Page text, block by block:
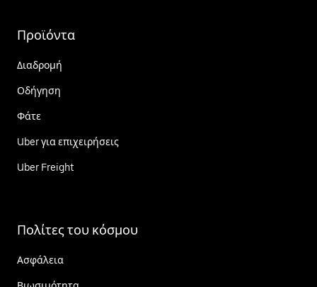
Προϊόντα
Διαδρομή
Οδήγηση
Φάτε
Uber για επιχειρήσεις
Uber Freight
Πολίτες του κόσμου
Ασφάλεια